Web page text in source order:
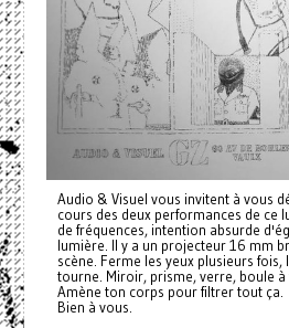
Audio & Visuel vous invitent à vous
cours des deux performances de ce
de fréquences, intention absurde
lumière. Il y a un projecteur 16 mm
scène. Ferme les yeux plusieurs fois,
tourne. Miroir, prisme, verre, boule à
Amène ton corps pour filtrer tout ça.
Bien à vous.